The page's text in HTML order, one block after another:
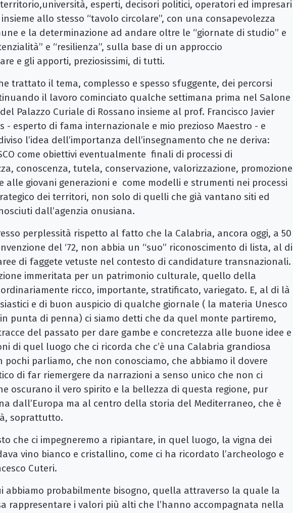
esperti, decisori politici, operatori ed impresari
allo stesso “tavolo circolare”, con una consapevolezza
e la determinazione ad andare oltre le “giornate di studio” e
e “resilienza”, sulla base di un approccio
e gli apporti, preziosissimi, di tutti.
trattato il tema, complesso e spesso sfuggente, dei percorsi
il lavoro cominciato qualche settimana prima nel Salone
Palazzo Curiale di Rossano insieme al prof. Francisco Javier
- esperto di fama internazionale e mio prezioso Maestro - e
l’idea dell’importanza dell’insegnamento che ne deriva:
come obiettivi eventualmente finali di processi di
conoscenza, tutela, conservazione, valorizzazione, promozione
alle giovani generazioni e come modelli e strumenti nei processi
dei territori, non solo di quelli che già vantano siti ed
dall’agenzia onusiana.
perplessità rispetto al fatto che la Calabria, ancora oggi, a 50
del ‘72, non abbia un “suo” riconoscimento di lista, al di
di faggete vetuste nel contesto di candidature transnazionali.
immeritata per un patrimonio culturale, quello della
ricco, importante, stratificato, variegato. E, al di là
e di buon auspicio di qualche giornale ( la materia Unesco
punta di penna) ci siamo detti che da quel monte partiremo,
del passato per dare gambe e concretezza alle buone idee e
di quel luogo che ci ricorda che c’è una Calabria grandiosa
parliamo, che non conosciamo, che abbiamo il dovere
di far riemergere da narrazioni a senso unico che non ci
oscurano il vero spirito e la bellezza di questa regione, pur
dall’Europa ma al centro della storia del Mediterraneo, che è
soprattutto.
che ci impegneremo a ripiantare, in quel luogo, la vigna dei
vino bianco e cristallino, come ci ha ricordato l’archeologo e
Cuteri.
abbiamo probabilmente bisogno, quella attraverso la quale la
rappresentare i valori più alti che l’hanno accompagnata nella